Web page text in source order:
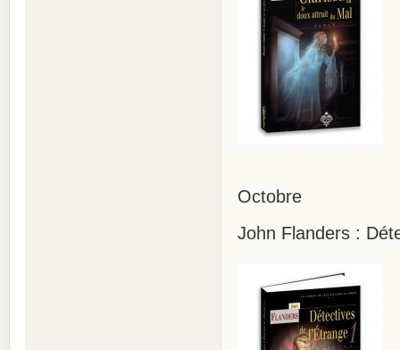
Octobre
John Flanders :